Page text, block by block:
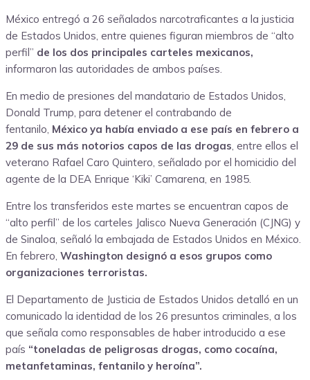
México entregó a 26 señalados narcotraficantes a la justicia
de Estados Unidos, entre quienes figuran miembros de “alto
perfil” de los dos principales carteles mexicanos,
informaron las autoridades de ambos países.
En medio de presiones del mandatario de Estados Unidos,
Donald Trump, para detener el contrabando de
fentanilo, México ya había enviado a ese país en febrero a
29 de sus más notorios capos de las drogas, entre ellos el
veterano Rafael Caro Quintero, señalado por el homicidio del
agente de la DEA Enrique ‘Kiki’ Camarena, en 1985.
Entre los transferidos este martes se encuentran capos de
“alto perfil” de los carteles Jalisco Nueva Generación (CJNG) y
de Sinaloa, señaló la embajada de Estados Unidos en México.
En febrero, Washington designó a esos grupos como
organizaciones terroristas.
El Departamento de Justicia de Estados Unidos detalló en un
comunicado la identidad de los 26 presuntos criminales, a los
que señala como responsables de haber introducido a ese
país “toneladas de peligrosas drogas, como cocaína,
metanfetaminas, fentanilo y heroína”.